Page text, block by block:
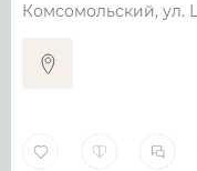
Комсомольский, ул.